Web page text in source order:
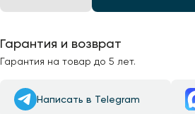
Гарантия и возврат
Гарантия на товар до 5 лет.
Написать в Telegram